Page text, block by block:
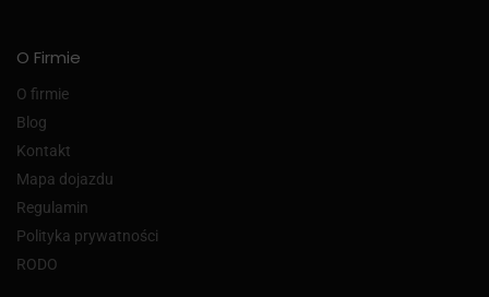
O Firmie
O firmie
Blog
Kontakt
Mapa dojazdu
Regulamin
Polityka prywatności
RODO